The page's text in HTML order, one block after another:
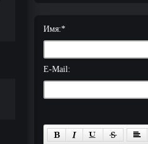
Имя:*
E-Mail: